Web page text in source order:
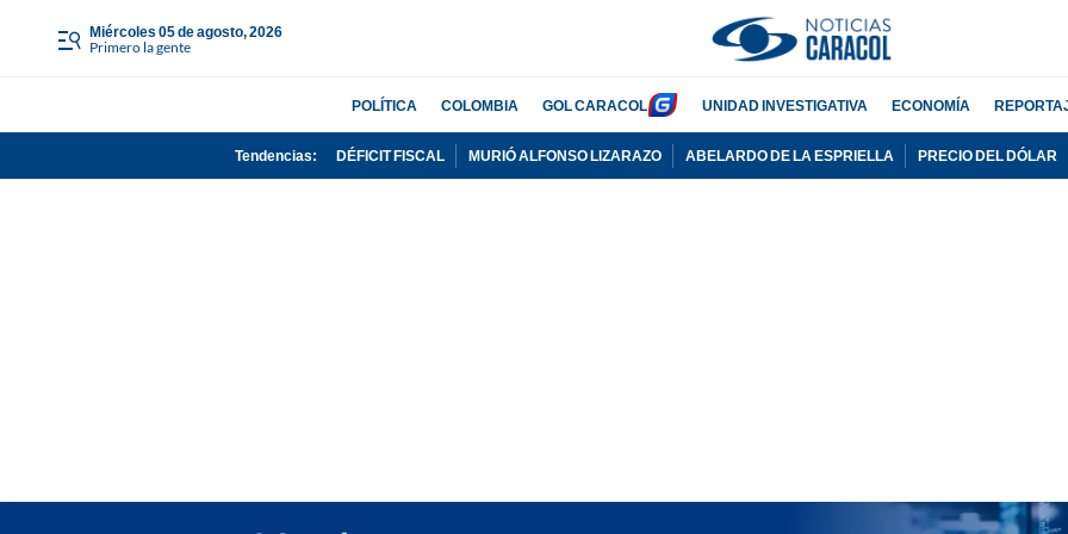
miércoles 05 de agosto, 2026
Primero la gente
POLÍTICA COLOMBIA GOL CARACOL UNIDAD INVESTIGATIVA ECONOMÍA
Tendencias: DÉFICIT FISCAL MURIÓ ALFONSO LIZARAZO ABELARDO DE LA ESPRIELLA PRECIO DEL DÓLAR